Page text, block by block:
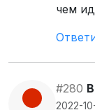
чем
#280
2022-